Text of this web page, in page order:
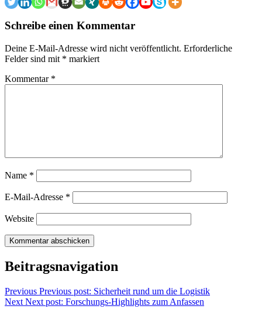
Schreibe einen Kommentar
Deine E-Mail-Adresse wird nicht veröffentlicht. Erforderliche
Felder sind mit * markiert
Kommentar *
Name *
E-Mail-Adresse *
Website
Beitragsnavigation
Previous Previous post: Sicherheit rund um die Logistik
Next Next post: Forschungs-Highlights zum Anfassen